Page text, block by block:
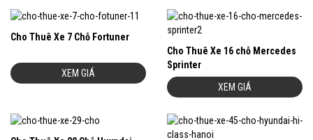
Cho Thuê Xe 7 Chỗ Fortuner
XEM GIÁ
Cho Thuê Xe 16 chỗ Mercedes
Sprinter
XEM GIÁ